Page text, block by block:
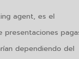
agent, es el
presentaciones
dependiendo del